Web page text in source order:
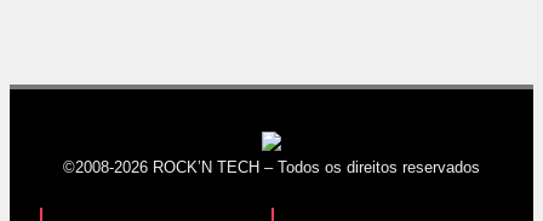
©2008-2026 ROCK’N TECH – Todos os direitos reservados